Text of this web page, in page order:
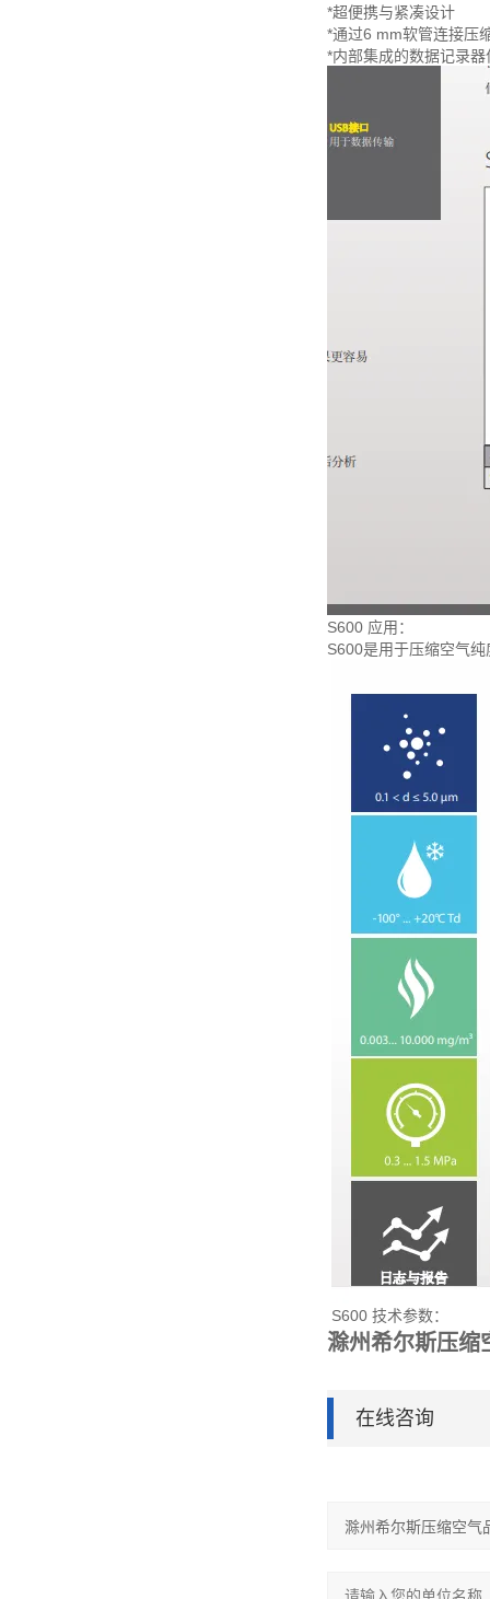
*超便携与紧凑设计
*通过6 mm软管连接压
*内部集成的数据记录
S600 应用：
S600是用于压缩空气
S600 技术参数：
滁州希尔斯压缩
在线咨询